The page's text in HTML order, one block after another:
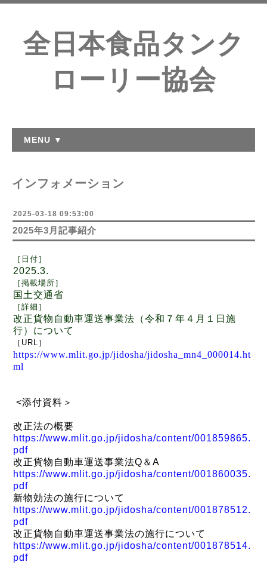
全日本食品タンク
ローリー協会
MENU ▼
インフォメーション
2025-03-18 09:53:00
2025年3月記事紹介
［日付 ］
2025.3.
［ 掲載場所 ］
国土交通省
［ 詳細 ］
改正貨物自動車運送事業法（令和７年４月１日施
行）について
［ URL ］
https://www.mlit.go.jp/jidosha/jidosha_mn4_000014.ht
ml
<添付資料＞
改正法の概要
https://www.mlit.go.jp/jidosha/content/001859865.
pdf
改正貨物自動車運送事業法Q ＆ A
https://www.mlit.go.jp/jidosha/content/001860035.
pdf
新物効法の施行について
https://www.mlit.go.jp/jidosha/content/001878512.
pdf
改正貨物自動車運送事業法の施行について
https://www.mlit.go.jp/jidosha/content/001878514.
pdf